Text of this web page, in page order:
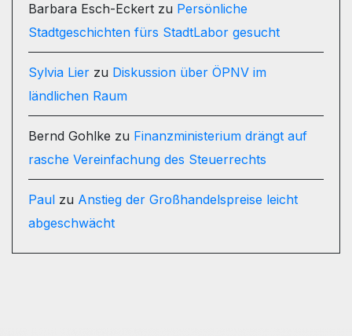
Barbara Esch-Eckert zu Persönliche
Stadtgeschichten fürs StadtLabor gesucht
Sylvia Lier zu Diskussion über ÖPNV im
ländlichen Raum
Bernd Gohlke zu Finanzministerium drängt auf
rasche Vereinfachung des Steuerrechts
Paul zu Anstieg der Großhandelspreise leicht
abgeschwächt